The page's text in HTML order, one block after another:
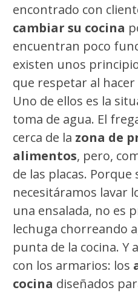
encontrado con
cambiar su cocina
encuentran poco
existen unos
que respetar al
Uno de ellos es la
toma de agua. El
cerca de la zona de
alimentos, pero,
de las placas.
necesitáramos lavar
una ensalada, no es
lechuga chorreando
punta de la cocina. Y
con los armarios: los
cocina diseñados